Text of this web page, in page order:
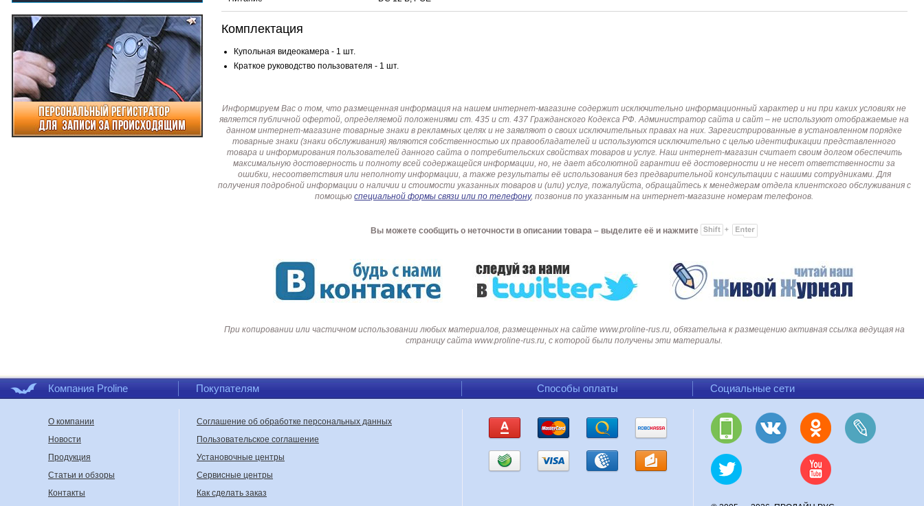
Комплектация
Купольная видеокамера - 1 шт.
Краткое руководство пользователя - 1 шт.
Информируем Вас о том, что размещенная информация на нашем интернет-магазине содержит исключительно информационный характер и ни при каких условиях не
является публичной офертой, определяемой положениями ст. 435 и ст. 437 Гражданского Кодекса РФ. Администратор сайта и сайт – не используют отображаемые на
данном интернет-магазине товарные знаки в рекламных целях и не заявляют о своих исключительных правах на них. Зарегистрированные в установленном порядке
товарные знаки (знаки обслуживания) являются собственностью их правообладателей и используются исключительно с целью идентификации представленного
товара и информирования пользователей данного сайта о потребительских свойствах товаров и услуг. Наш интернет-магазин считает своим долгом обеспечить
максимальную достоверность и полноту всей содержащейся информации, но, не дает абсолютной гарантии её достоверности и не несет ответственности за
ошибки, несоответствия или неполноту информации, а также результаты её использования без предварительной консультации с нашими сотрудниками. Для
получения подробной информации о наличии и стоимости указанных товаров и (или) услуг, пожалуйста, обращайтесь к менеджерам отдела клиентского обслуживания с
помощьюспециальной формы связи или по телефону, позвонив по указанным на интернет-магазине номерам телефонов.
Вы можете сообщить о неточности в описании товара – выделите её и нажмите
При копировании или частичном использовании любых материалов, размещенных на сайте www.proline-rus.ru, обязательна к размещению активная ссылка ведущая на
страницу сайта www.proline-rus.ru, с которой были получены эти материалы.
Компания Proline Покупателям Способы оплаты Социальные сети
О компании
Новости
Продукция
Статьи и обзоры
Контакты
Соглашение об обработке персональных данных
Пользовательское соглашение
Установочные центры
Сервисные центры
Как сделать заказ